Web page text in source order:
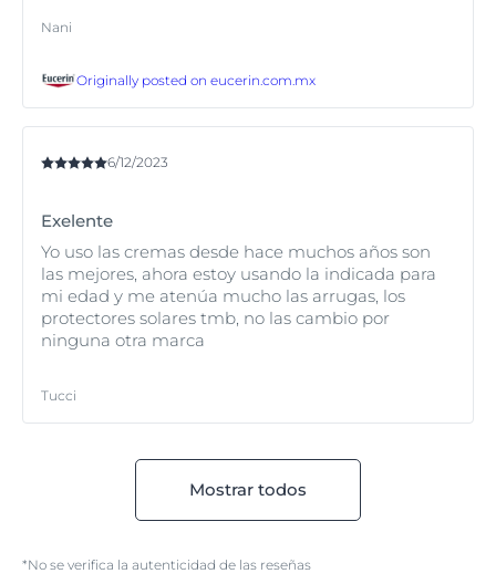
Nani
Originally posted on eucerin.com.mx
6/12/2023
Exelente
Yo uso las cremas desde hace muchos años son
las mejores, ahora estoy usando la indicada para
mi edad y me atenúa mucho las arrugas, los
protectores solares tmb, no las cambio por
ninguna otra marca
Tucci
Mostrar todos
*No se verifica la autenticidad de las reseñas